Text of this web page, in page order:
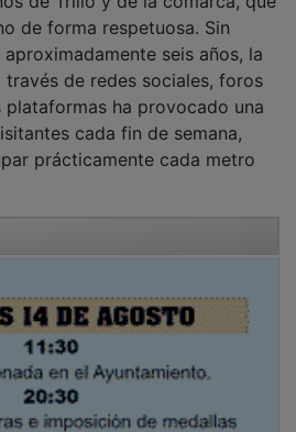
de forma respetuosa. Sin
seis años, la
de redes sociales, foros
ha provocado una
cada fin de semana,
prácticamente cada metro